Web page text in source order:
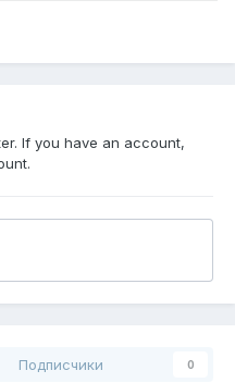
If you have an account,
Подписчики 0